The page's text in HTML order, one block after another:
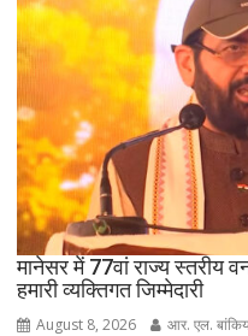
मानेसर में 77वां राज्य स्तरीय
हमारी व्यक्तिगत जिम्मेदारी
August 8, 2026 आर. एल.